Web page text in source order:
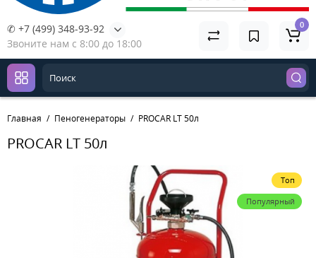
✆ +7 (499) 348-93-92
Звоните нам с 8:00 до 18:00
0
Главная Пеногенераторы PROCAR LT 50л
PROCAR LT 50л
Топ
Популярный